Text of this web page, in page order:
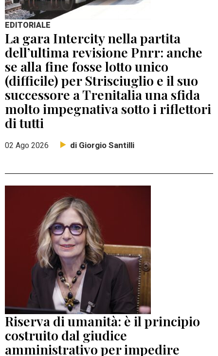
EDITORIALE
La gara Intercity nella partita
dell’ultima revisione Pnrr: anche
se alla fine fosse lotto unico
(difficile) per Strisciuglio e il suo
successore a Trenitalia una sfida
molto impegnativa sotto i riflettori
di tutti
02 Ago 2026 di Giorgio Santilli
Riserva di umanità: è il principio
costruito dal giudice
amministrativo per impedire